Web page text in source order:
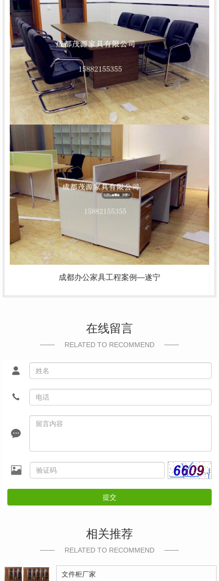
成都办公家具工程案例—遂宁
在线留言
RELATED TO RECOMMEND
提交
相关推荐
RELATED TO RECOMMEND
文件柜厂家